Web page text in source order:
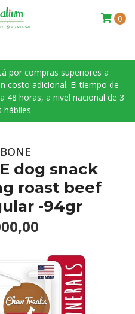
por compras superiores a
costo adicional. El tiempo de
48 horas, a nivel nacional de 3
hábiles
0
dog snack
roast beef
-94gr